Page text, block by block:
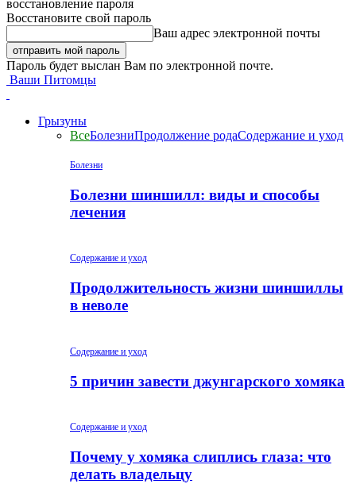
восстановление пароля
Восстановите свой пароль
Ваш адрес электронной почты
Пароль будет выслан Вам по электронной почте.
Ваши Питомцы
Грызуны
ВсеБолезниПродолжение родаСодержание и уход
Болезни
Болезни шиншилл: виды и способы
лечения
Содержание и уход
Продолжительность жизни шиншиллы
в неволе
Содержание и уход
5 причин завести джунгарского хомяка
Содержание и уход
Почему у хомяка слиплись глаза: что
делать владельцу